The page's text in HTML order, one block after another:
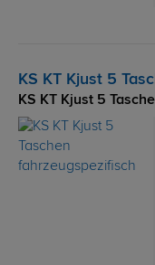
KS KT Kjust 5
KS KT Kjust 5